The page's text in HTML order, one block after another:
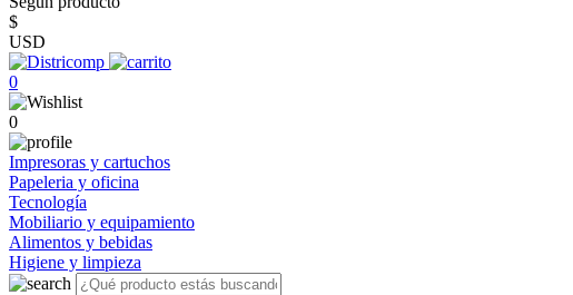
$
USD
0
0
Impresoras y cartuchos
Papeleria y oficina
Tecnología
Mobiliario y equipamiento
Alimentos y bebidas
Higiene y limpieza